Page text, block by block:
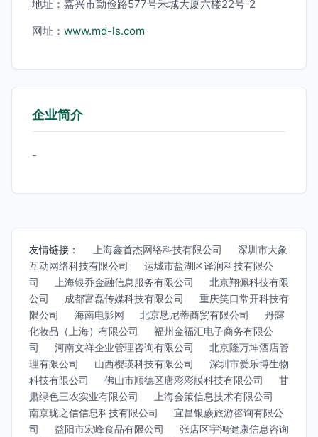
地址：嘉兴市勤俭路577号禾城大厦六楼22号-2
网址： www.md-ls.com
企业简介
-
友情链接： 上海鑫首杰网络科技有限公司
深圳市大象
互动网络科技有限公司
运城市盐湖区译润科技有限公
司
上海银乔金融信息服务有限公司
北京翔佩科技有限
公司
成都富磊传媒科技有限公司
重庆笑口常开科技有
限公司
海南电影网 北京恳尼蒂商贸有限公司
丹露
化妆品（上海）有限公司
福州金福汇电子商务有限公
司
河南文祥企业管理咨询有限公司
北京隆万坤酒店管
理有限公司
山西樱瑛科技有限公司
深圳市爱乐博生物
科技有限公司
佛山市顺德区唐彩彩膜科技有限公司
甘
肃绿色三农实业有限公司
上海会策信息技术有限公司
南京珑之信信息科技有限公司
宜昌银蕨旅游咨询有限公
司
益阳市宏峰食品有限公司
张店区宇鸿健康信息咨询